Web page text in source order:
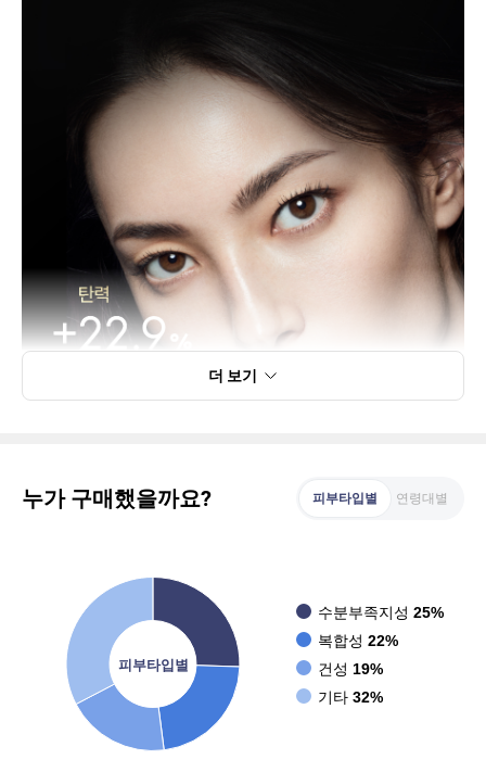
더 보기
누가 구매했을까요? 피부타입별 연령대별
피부타입별
수분부족지성 25%
복합성 22%
건성 19%
기타 32%